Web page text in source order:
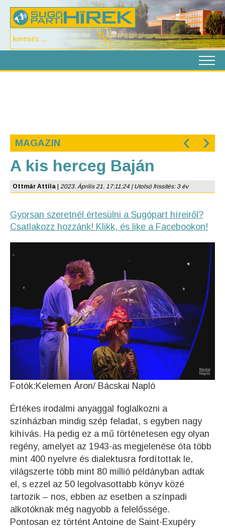
MAGAZIN ‹ ›
A kis herceg Baján
Ottmár Attila 2023. Április 21. 17:11:24 | Utolsó frissítés: 3 év
Gyorsan szeretnél értesülni a Sugópart híreiről?
Csatlakozz hozzánk! Klikk, és like a Facebookon!
Fotók:Kelemen Áron/ Bácskai Napló
Értékes irodalmi anyaggal foglalkozni a
színházban mindig szép feladat, s egyben nagy
kihívás. Ha pedig ez a mű történetesen egy olyan
regény, amelyet az 1943-as megjelenése óta több
mint 400 nyelvre és dialektusra fordítottak le,
világszerte több mint 80 millió példányban adtak
el, s ezzel az 50 legolvasottabb könyv közé
tartozik – nos, ebben az esetben a színpadi
alkotóknak még nagyobb a felelőssége.
Pontosan ez történt Antoine de Saint-Exupéry